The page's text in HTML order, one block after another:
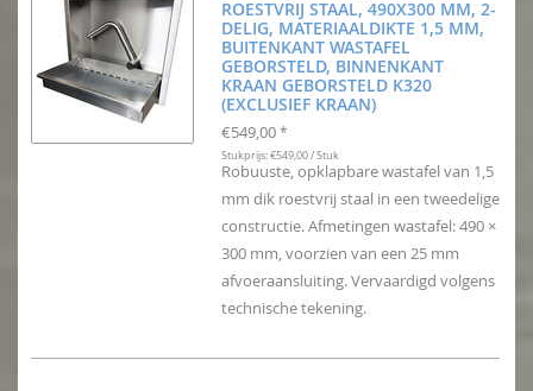
ROESTVRIJ STAAL, 490X300 MM, 2-
DELIG, MATERIAALDIKTE 1,5 MM,
BUITENKANT WASTAFEL
GEBORSTELD, BINNENKANT
KRAAN GEBORSTELD K320
(EXCLUSIEF KRAAN)
€549,00 *
Stukprijs: €549,00 / Stuk
Robuuste, opklapbare wastafel van 1,5
mm dik roestvrij staal in een tweedelige
constructie. Afmetingen wastafel: 490 ×
300 mm, voorzien van een 25 mm
afvoeraansluiting. Vervaardigd volgens
technische tekening.